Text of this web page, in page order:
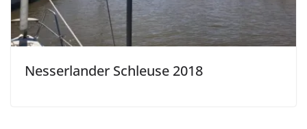
Nesserlander Schleuse 2018